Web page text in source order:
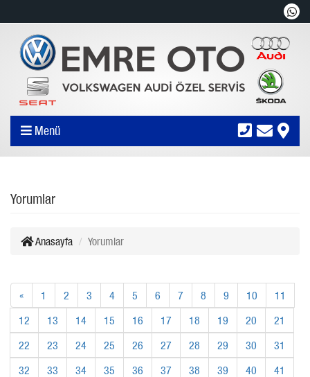
Menü
Yorumlar
Anasayfa Yorumlar
« 1 2 3 4 5 6 7 8 9 10
11
12
13 14 15 16 17 18 19 20
21
22
23 24 25 26 27 28 29 30
31
32
33 34 35 36 37 38 39 40
41